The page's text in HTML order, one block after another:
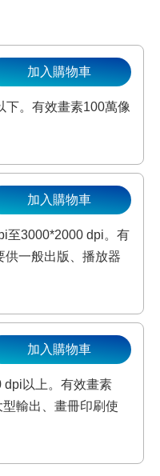
下。有效畫素100萬像
加入購物車
至3000*2000 dpi。有
供一般出版、播放器
加入購物車
dpi以上。有效畫素
輸出、畫冊印刷使
加入購物車